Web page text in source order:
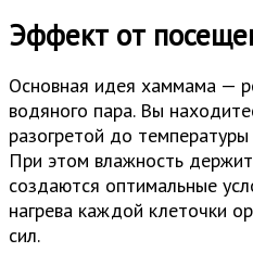
Эффект от
Основная идея хаммама —
водяного пара. Вы
разогретой до
При этом влажность
создаются оптимальные
нагрева каждой клеточки
сил.